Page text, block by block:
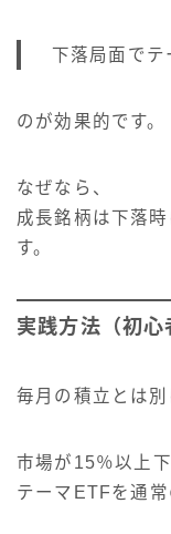
下落局面でテ
のが効果的です。
なぜなら、
成長銘柄は下落
す。
実践方法（初心
毎月の積立とは別
市場が15％以上
テーマETFを通